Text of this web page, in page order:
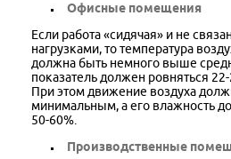
Офисные помещения
Если работа «сидячая» и не
нагрузками, то температура
должна быть немного выше
показатель должен ровняться
При этом движение воздуха
минимальным, а его влажность
50-60%.
Производственные